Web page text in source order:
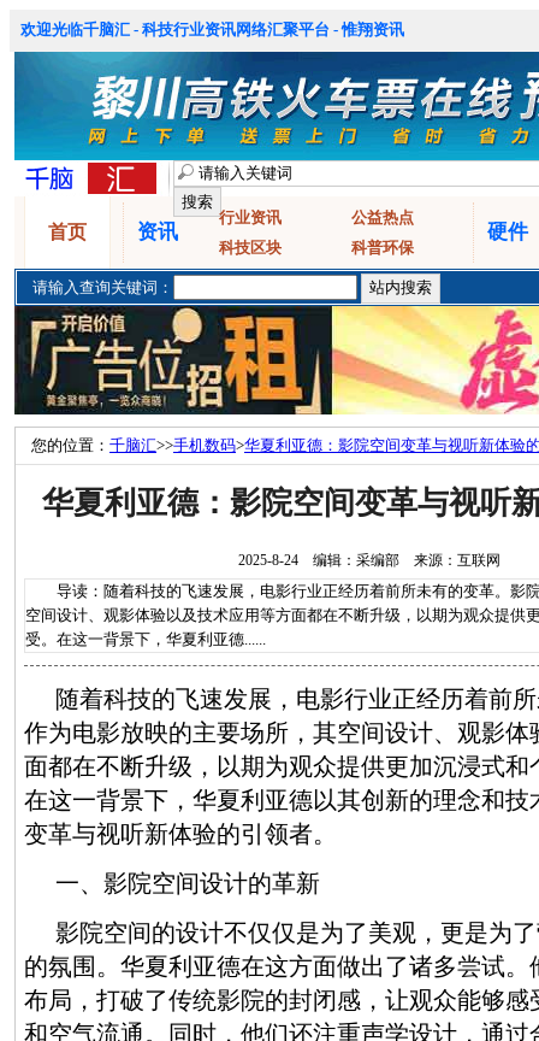
欢迎光临千脑汇 - 科技行业资讯网络汇聚平台 - 惟翔资讯
首页 资讯
行业资讯
公益热点
科技区块
科普环保
硬件
请输入查询关键词：
您的位置： 千脑汇>>手机数码>华夏利亚德：影院空间变革与视听新体验
华夏利亚德：影院空间变革与视听
2025-8-24 编辑：采编部 来源：互联网
导读：随着科技的飞速发展，电影行业正经历着前所未有的变革。影
空间设计、观影体验以及技术应用等方面都在不断升级，以期为观众提供
受。在这一背景下，华夏利亚德......
随着科技的飞速发展，电影行业正经历着前
作为电影放映的主要场所，其空间设计、观影体
面都在不断升级，以期为观众提供更加沉浸式和
在这一背景下，华夏利亚德以其创新的理念和技
变革与视听新体验的引领者。
一、影院空间设计的革新
影院空间的设计不仅仅是为了美观，更是为
的氛围。华夏利亚德在这方面做出了诸多尝试
布局，打破了传统影院的封闭感，让观众能够感
和空气流通。同时，他们还注重声学设计，通过